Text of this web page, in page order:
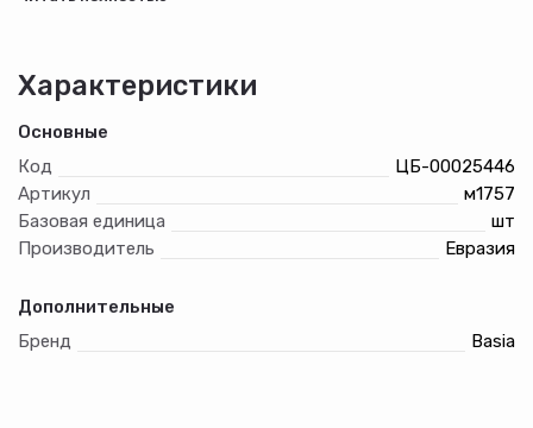
Характеристики
Основные
Код
ЦБ-00025446
Артикул
м1757
Базовая единица
шт
Производитель
Евразия
Дополнительные
Бренд
Basia